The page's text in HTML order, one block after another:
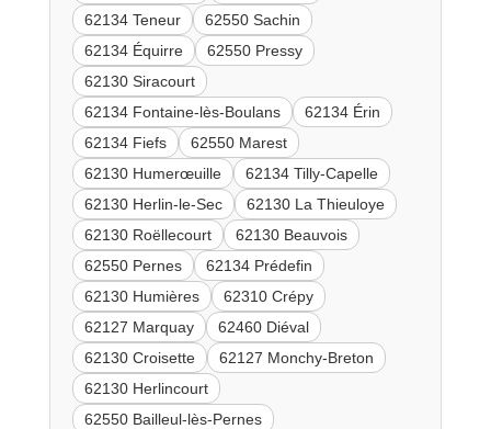
62134 Teneur
62550 Sachin
62134 Équirre
62550 Pressy
62130 Siracourt
62134 Fontaine-lès-Boulans
62134 Érin
62134 Fiefs
62550 Marest
62130 Humerœuille
62134 Tilly-Capelle
62130 Herlin-le-Sec
62130 La Thieuloye
62130 Roëllecourt
62130 Beauvois
62550 Pernes
62134 Prédefin
62130 Humières
62310 Crépy
62127 Marquay
62460 Diéval
62130 Croisette
62127 Monchy-Breton
62130 Herlincourt
62550 Bailleul-lès-Pernes